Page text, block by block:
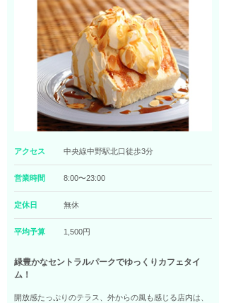
アクセス 中央線中野駅北口徒歩3分
営業時間 8:00〜23:00
定休日 無休
平均予算 1,500円
緑豊かなセントラルパークでゆっくりカフェタイ
ム！
開放感たっぷりのテラス、外からの風も感じる店内は、